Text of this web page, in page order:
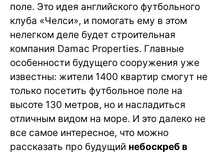
поле. Это идея английского футбольного
клуба «Челси», и помогать ему в этом
нелегком деле будет строительная
компания Damac Properties. Главные
особенности будущего сооружения уже
известны: жители 1400 квартир смогут не
только посетить футбольное поле на
высоте 130 метров, но и насладиться
отличным видом на море. И это далеко не
все самое интересное, что можно
рассказать про будущий небоскреб в